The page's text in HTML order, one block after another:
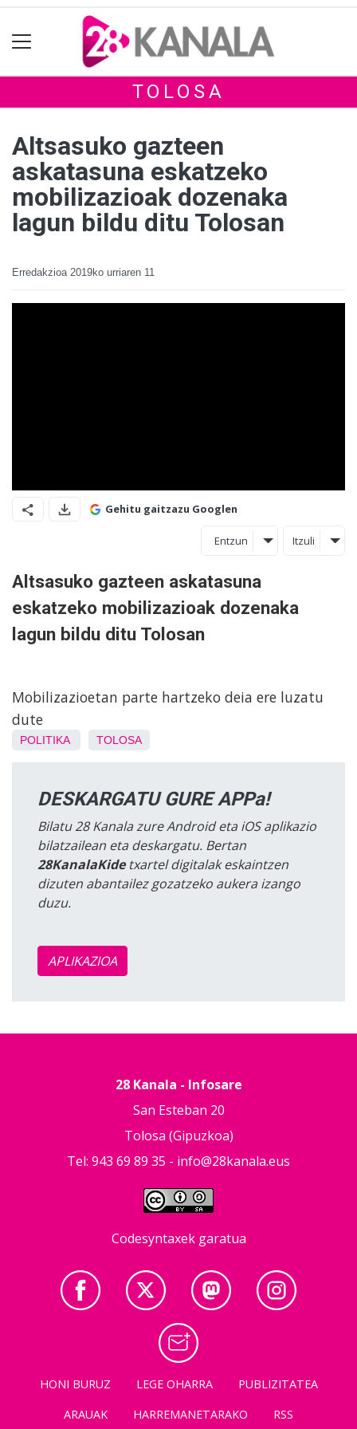
TOLOSA
Altsasuko gazteen
askatasuna eskatzeko
mobilizazioak dozenaka
lagun bildu ditu Tolosan
Erredakzioa 2019ko urriaren 11
Gehitu gaitzazu Googlen
Entzun Itzuli
Altsasuko gazteen askatasuna
eskatzeko mobilizazioak dozenaka
lagun bildu ditu Tolosan
Mobilizazioetan parte hartzeko deia ere luzatu
dute
POLITIKA TOLOSA
DESKARGATU GURE APPa!
Bilatu 28 Kanala zure Android eta iOS aplikazio
bilatzailean eta deskargatu. Bertan
28KanalaKidetxartel digitalak eskaintzen
dizuten abantailez gozatzeko aukera izango
duzu.
APLIKAZIOA
28 Kanala - Infosare
San Esteban 20
Tolosa (Gipuzkoa)
Tel: 943 69 89 35 - info@28kanala.eus
Codesyntaxek garatua
HONI BURUZ LEGE OHARRA
PUBLIZITATEA
ARAUAK
HARREMANETARAKO RSS